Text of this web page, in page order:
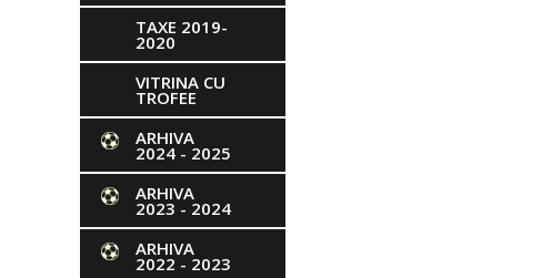
TAXE 2019-
2020
VITRINA CU
TROFEE
ARHIVA
2024 - 2025
ARHIVA
2023 - 2024
ARHIVA
2022 - 2023